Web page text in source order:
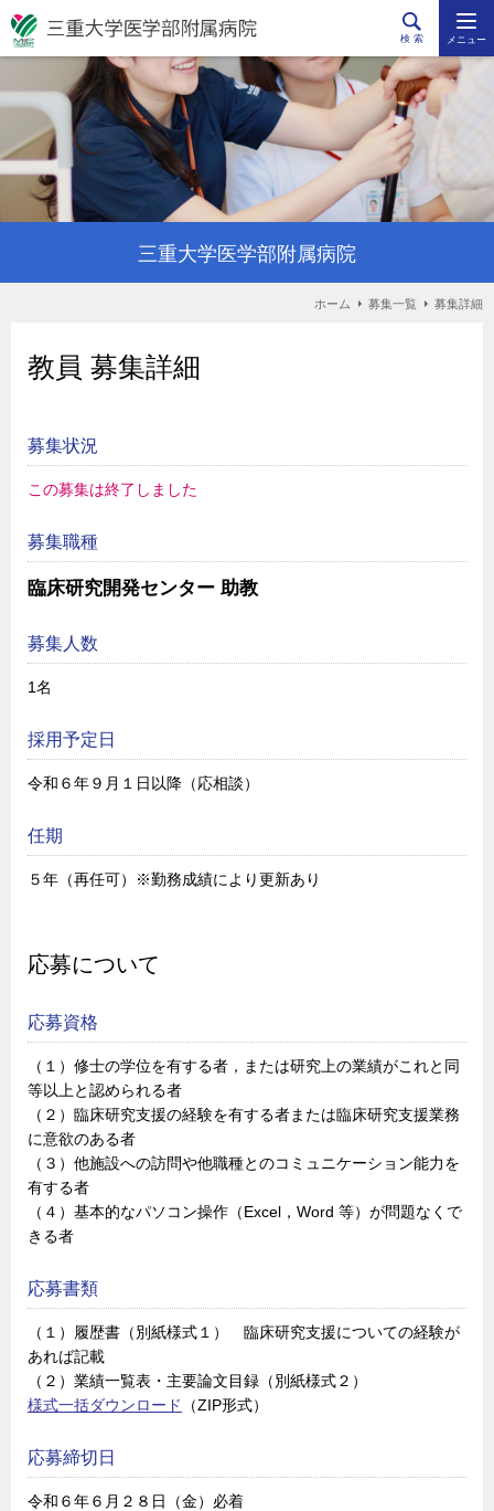
検 索 メニュー
三重大学医学部附属病院
ホーム 募集一覧 募集詳細
教員 募集詳細
募集状況
この募集は終了しました
募集職種
臨床研究開発センター 助教
募集人数
1名
採用予定日
令和６年９月１日以降（応相談）
任期
５年（再任可）※勤務成績により更新あり
応募について
応募資格
（１）修士の学位を有する者，または研究上の業績がこれと同
等以上と認められる者
（２）臨床研究支援の経験を有する者または臨床研究支援業務
に意欲のある者
（３）他施設への訪問や他職種とのコミュニケーション能力を
有する者
（４）基本的なパソコン操作（Excel，Word 等）が問題なくで
きる者
応募書類
（１）履歴書（別紙様式１） 臨床研究支援についての経験が
あれば記載
（２）業績一覧表・主要論文目録（別紙様式２）
様式一括ダウンロード
（ZIP形式）
応募締切日
令和６年６月２８日（金）必着